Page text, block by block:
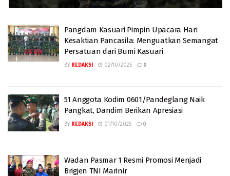
Pangdam Kasuari Pimpin Upacara Hari
Kesaktian Pancasila: Menguatkan Semangat
Persatuan dari Bumi Kasuari
BY REDAKSI 02/10/2025 0
51 Anggota Kodim 0601/Pandeglang Naik
Pangkat, Dandim Berikan Apresiasi
BY REDAKSI 01/10/2025 0
Wadan Pasmar 1 Resmi Promosi Menjadi
Brigjen TNI Marinir